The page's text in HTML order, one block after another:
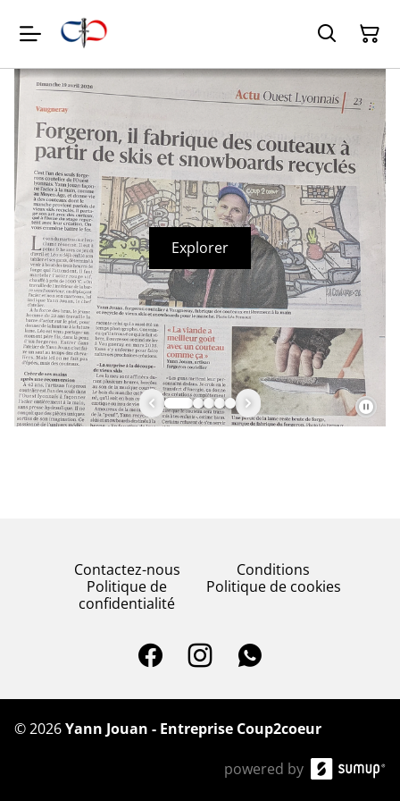
Explorer
Contactez-nous
Conditions
Politique de
confidentialité
Politique de cookies
©2026Yann Jouan - Entreprise Coup2coeur
powered by